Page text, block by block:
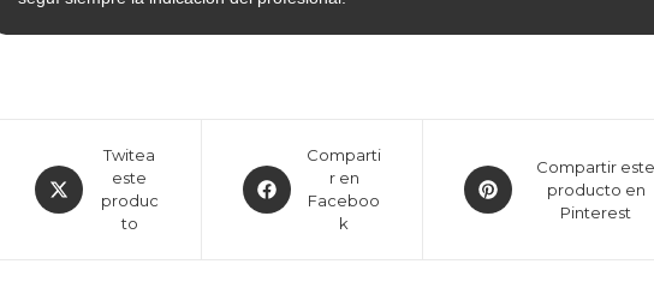
Twitea
este
produc
to
Comparti
r en
Faceboo
k
Compartir este
producto en
Pinterest